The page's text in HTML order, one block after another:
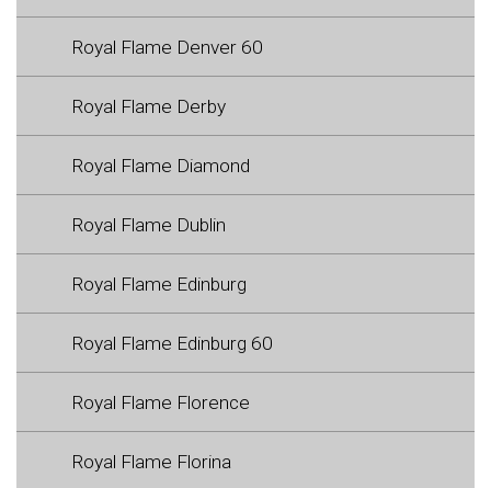
Royal Flame Denver 60
Royal Flame Derby
Royal Flame Diamond
Royal Flame Dublin
Royal Flame Edinburg
Royal Flame Edinburg 60
Royal Flame Florence
Royal Flame Florina